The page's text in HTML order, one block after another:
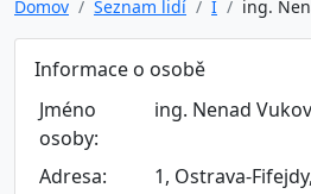
Domov Seznam lidí I ing.
Informace o osobě
Jméno
osoby:
ing. Nenad
Adresa: 1, Ostrava-